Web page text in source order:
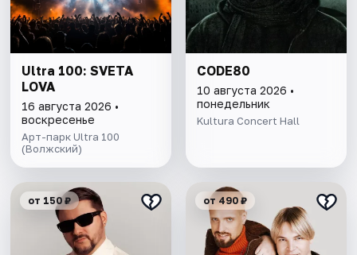
Ultra 100: SVETA
LOVA
16 августа 2026 •
воскресенье
Арт-парк Ultra 100
(Волжский)
CODE80
10 августа 2026 •
понедельник
Kultura Concert Hall
от 150 ₽ от 490 ₽